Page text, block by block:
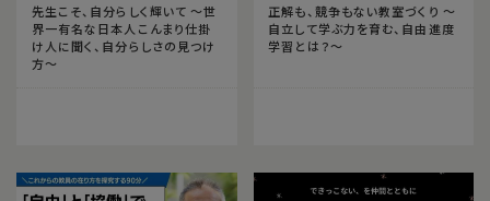
先生こそ、自分らしく輝いて 〜世
界一有名な日本人こんまり仕掛
け人に聞く、自分らしさの見つけ
方〜
正解も、競争もない教室づくり 〜
自立して学ぶ力を育む、自由進度
学習とは？〜